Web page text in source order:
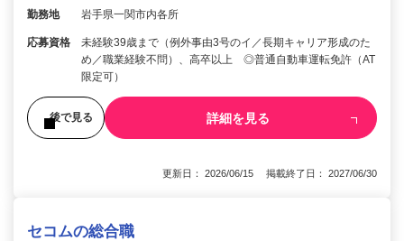
勤務地 岩手県一関市内各所
応募資格
未経験39歳まで（例外事由3号のイ／長期キャリア形成のた
め／職業経験不問）、高卒以上 ◎普通自動車運転免許（AT
限定可）
後で見る 詳細を見る
更新日： 2026/06/15 掲載終了日： 2027/06/30
セコムの総合職